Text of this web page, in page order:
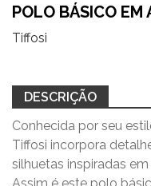
POLO BÁSICO EM
Tiffosi
DESCRIÇÃO
Conhecida por seu
Tiffosi incorpora
silhuetas inspiradas